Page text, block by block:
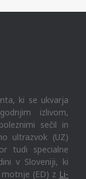
ki se ukvarja
izlivom,
sečil in
ultrazvok (UZ)
tudi specialne
v Sloveniji, ki
(ED) z Li-